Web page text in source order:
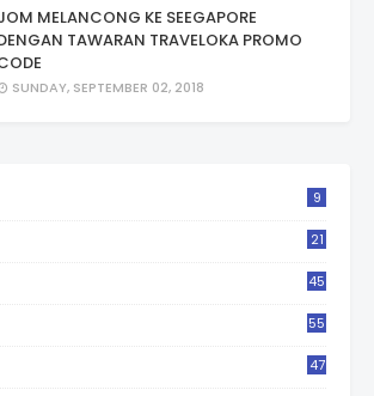
MELANCONG KE SEEGAPORE
TAWARAN TRAVELOKA PROMO
SUNDAY, SEPTEMBER 02, 2018
9
21
45
55
47